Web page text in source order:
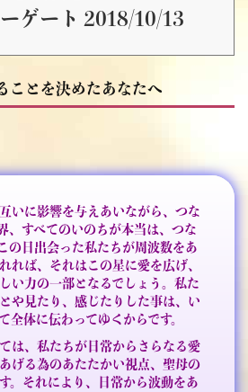
ゲート 2018/10/13
ことを決めたあなたへ
いに影響を与えあいながら、つな
、すべてのいのちが本当は、つな
の日出会った私たちが周波数をあ
れば、それはこの星に愛を広げ、
い力の一部となるでしょう。私た
や見たり、感じたりした事は、い
全体に伝わってゆくからです。
は、私たちが日常からさらなる愛
げる為のあたたかい視点、聖母の
。それにより、日常から波動をあ